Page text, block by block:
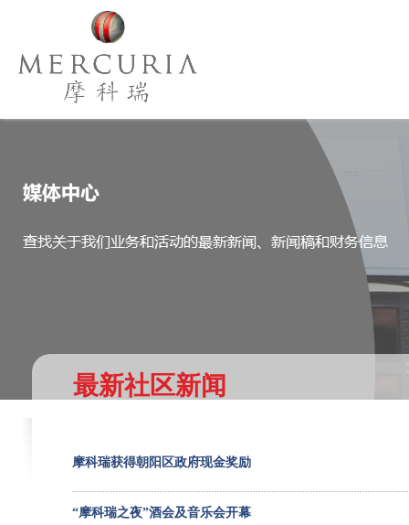
最新社区新闻
摩科瑞获得朝阳区政府现金奖励
“摩科瑞之夜”酒会及音乐会开幕